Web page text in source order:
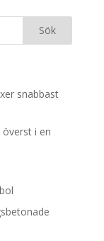
snabbast
i en